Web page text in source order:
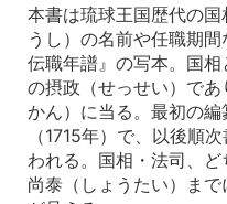
本書は琉球王国歴代の
うし）の名前や任職期
伝職年譜』の写本。国
の摂政（せっせい）で
かん）に当る。最初の
（1715年）で、以後順
われる。国相・法司、
尚泰（しょうたい）ま